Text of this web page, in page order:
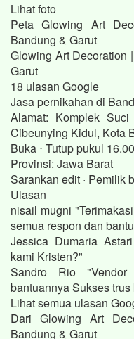
Lihat foto
Peta Glowing Art
Bandung & Garut
Glowing Art Decoration
Garut
18 ulasan Google
Jasa pernikahan di
Alamat: Komplek
Cibeunying Kidul, Kota
Buka ⋅ Tutup pukul 16.00
Provinsi: Jawa Barat
Sarankan edit · Pemilik
Ulasan
nisail mugni
semua respon dan
Jessica Dumaria
kami Kristen?"
Sandro Rio "Vendor
bantuannya Sukses trus
Lihat semua ulasan
Dari Glowing Art
Bandung & Garut